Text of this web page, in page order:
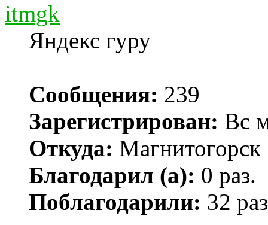
itmgk
Яндекс гуру
Сообщения: 239
Зарегистрирован: Вс
Откуда: Магнитогорск
Благодарил (а): 0 раз.
Поблагодарили: 32